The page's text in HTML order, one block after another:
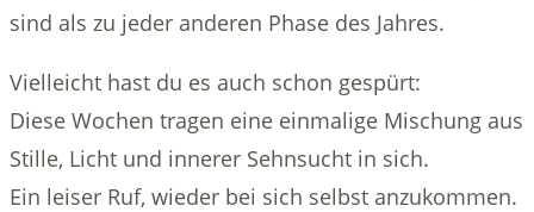
sind als zu jeder anderen Phase des Jahres.
Vielleicht hast du es auch schon gespürt:
Diese Wochen tragen eine einmalige Mischung aus
Stille, Licht und innerer Sehnsucht in sich.
Ein leiser Ruf, wieder bei sich selbst anzukommen.